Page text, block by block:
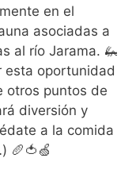
en el
asociadas a
al río Jarama. 🦗
esta oportunidad
otros puntos de
diversión y
a la comida
🥖🍅🍏